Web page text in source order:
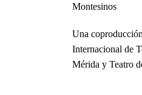
Montesinos
Una
Internacional de
Mérida y Teatro